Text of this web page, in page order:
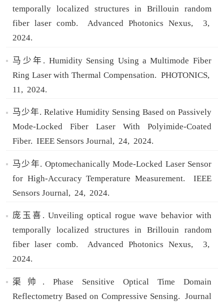
temporally localized structures in Brillouin random
fiber laser comb.
Advanced Photonics Nexus,
3,
2024.
马少年. Humidity Sensing Using a Multimode Fiber
Ring Laser with Thermal Compensation. PHOTONICS,
11, 2024.
马少年. Relative Humidity Sensing Based on Passively
Mode-Locked Fiber Laser With Polyimide-Coated
Fiber. IEEE Sensors Journal, 24, 2024.
马少年. Optomechanically Mode-Locked Laser Sensor
for High-Accuracy Temperature Measurement.
IEEE
Sensors Journal, 24, 2024.
庞玉喜. Unveiling optical rogue wave behavior with
temporally localized structures in Brillouin random
fiber laser comb.
Advanced Photonics Nexus,
3,
2024.
渠帅. Phase Sensitive Optical Time Domain
Reflectometry Based on Compressive Sensing. Journal